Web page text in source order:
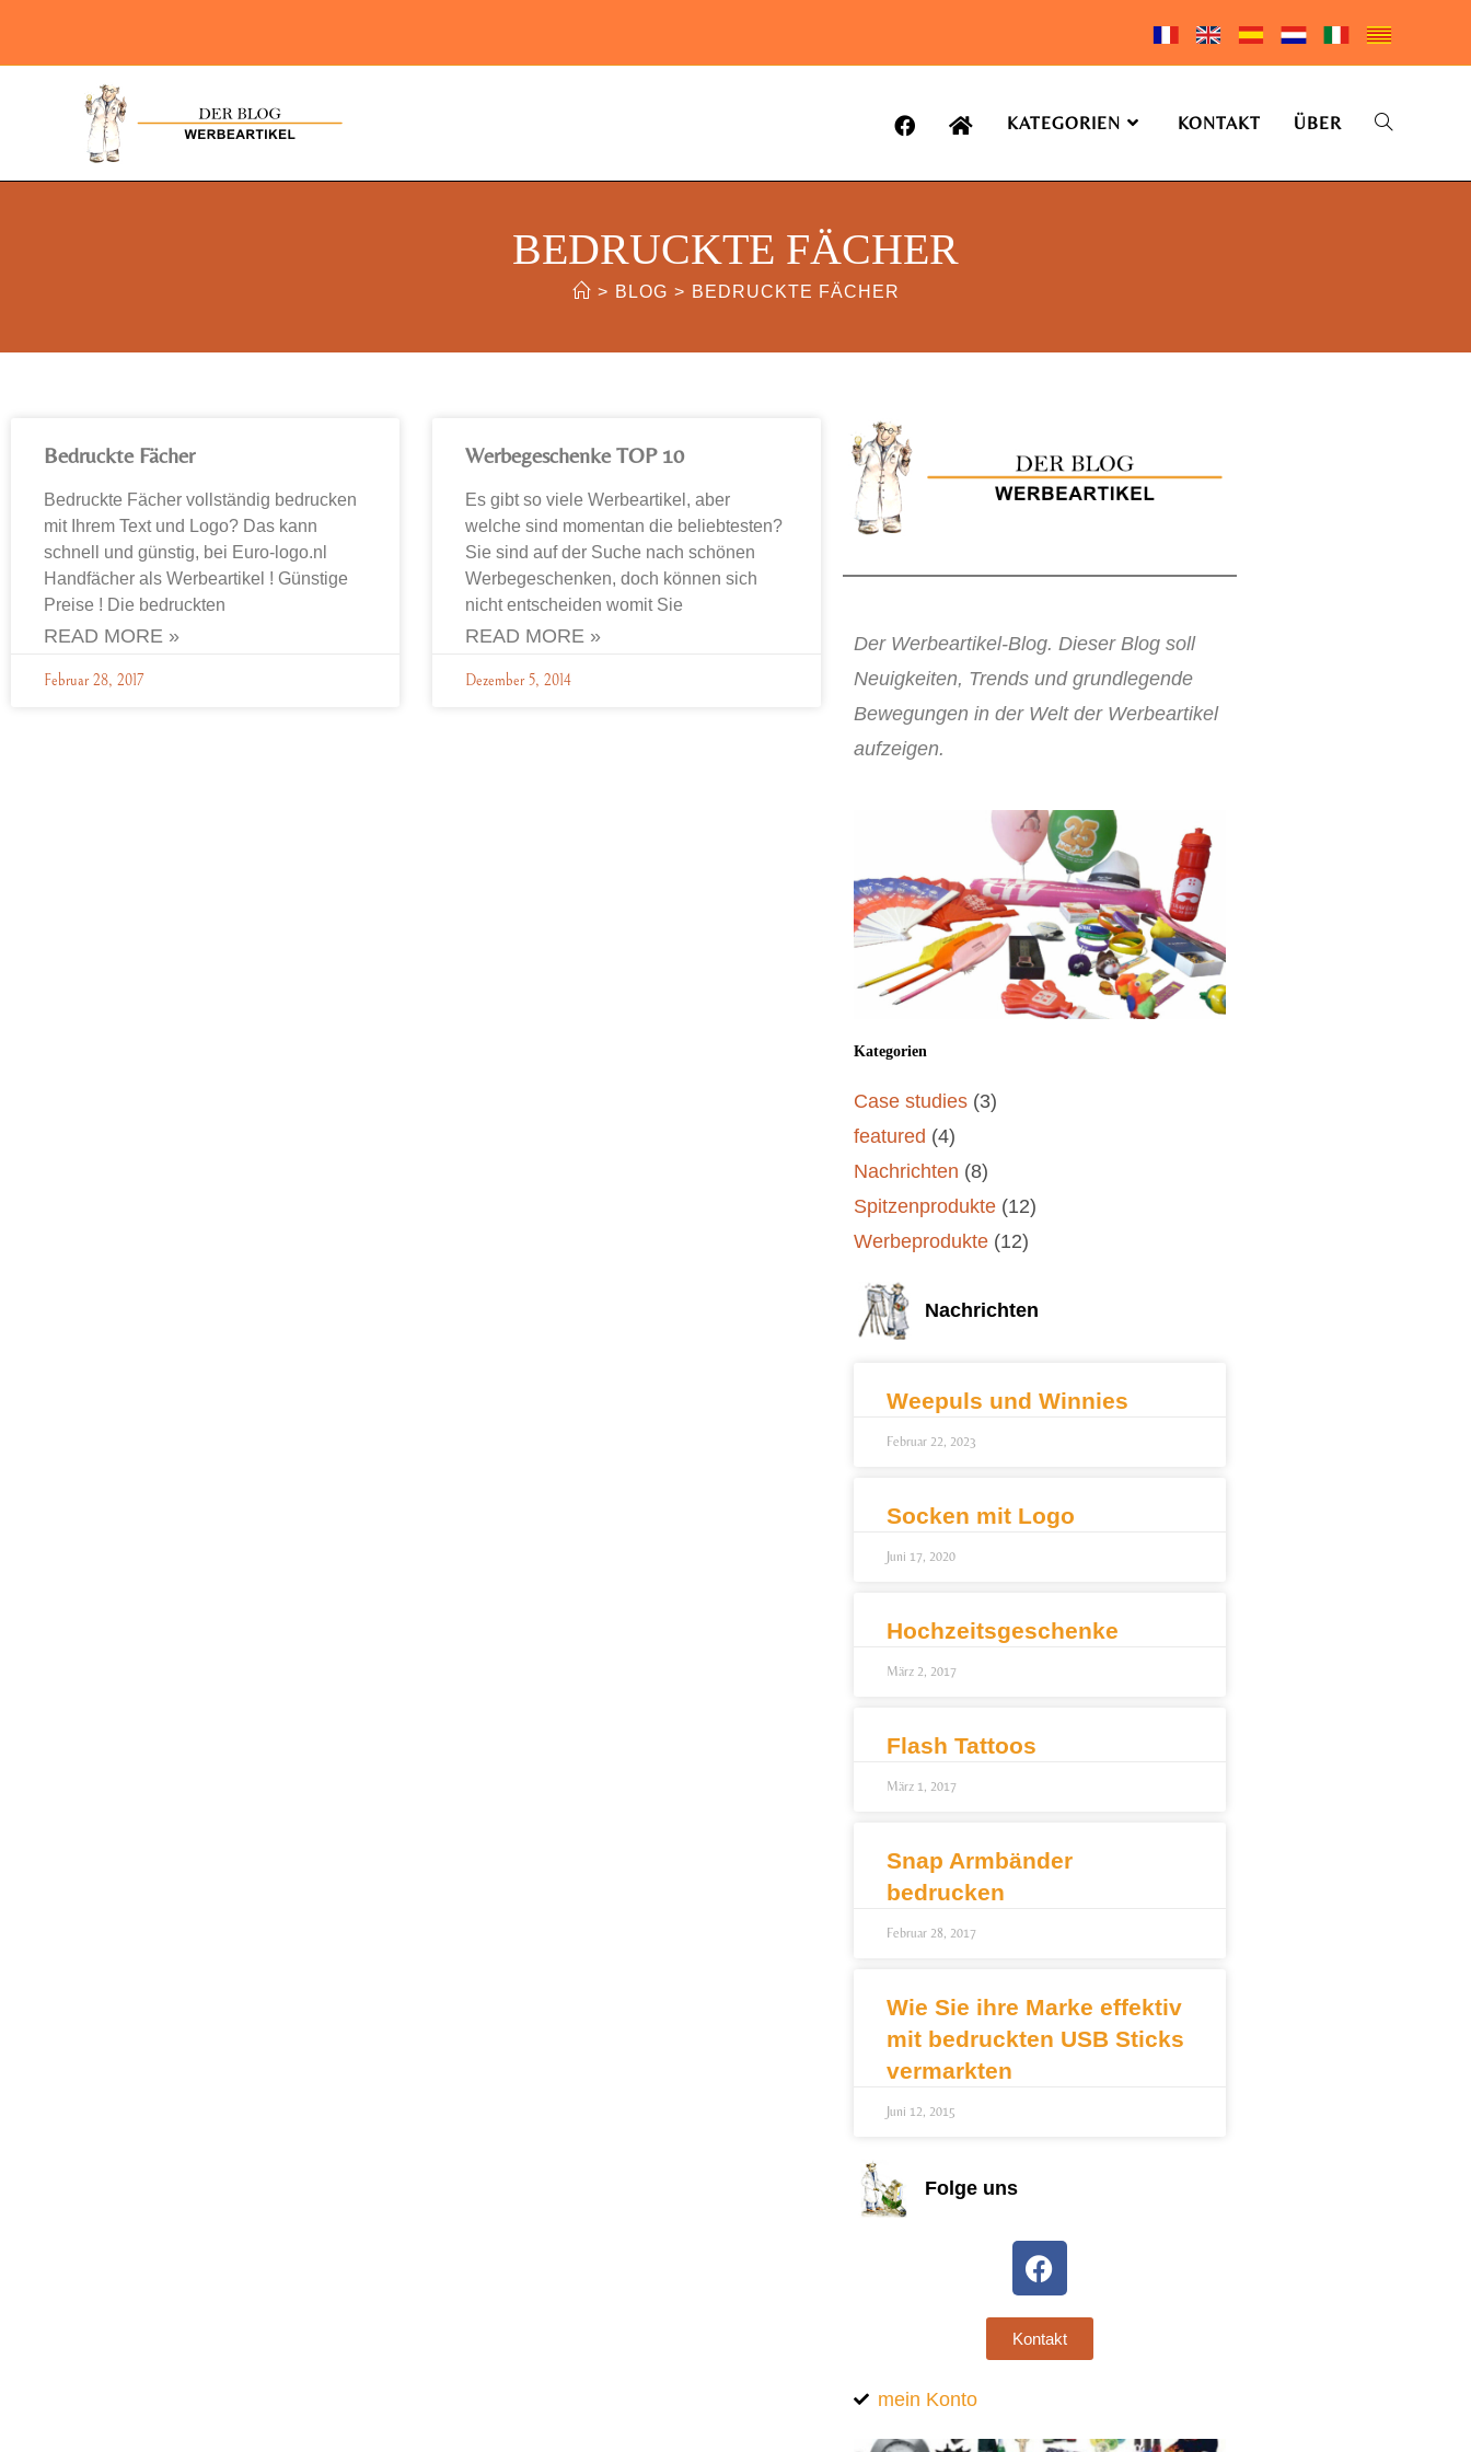
KATEGORIEN KONTAKT ÜBER
BEDRUCKTE FÄCHER
> BLOG > BEDRUCKTE FÄCHER
Bedruckte Fächer
Bedruckte Fächer vollständig bedrucken
mit Ihrem Text und Logo? Das kann
schnell und günstig, bei Euro-logo.nl
Handfächer als Werbeartikel ! Günstige
Preise ! Die bedruckten
READ MORE »
Februar 28, 2017
Werbegeschenke TOP 10
Es gibt so viele Werbeartikel, aber
welche sind momentan die beliebtesten?
Sie sind auf der Suche nach schönen
Werbegeschenken, doch können sich
nicht entscheiden womit Sie
READ MORE »
Dezember 5, 2014
Der Werbeartikel-Blog. Dieser Blog soll
Neuigkeiten, Trends und grundlegende
Bewegungen in der Welt der Werbeartikel
aufzeigen.
Kategorien
Case studies (3)
featured (4)
Nachrichten (8)
Spitzenprodukte (12)
Werbeprodukte (12)
Nachrichten
Weepuls und Winnies
Februar 22, 2023
Socken mit Logo
Juni 17, 2020
Hochzeitsgeschenke
März 2, 2017
Flash Tattoos
März 1, 2017
Snap Armbänder
bedrucken
Februar 28, 2017
Wie Sie ihre Marke effektiv
mit bedruckten USB Sticks
vermarkten
Juni 12, 2015
Folge uns
Kontakt
mein Konto